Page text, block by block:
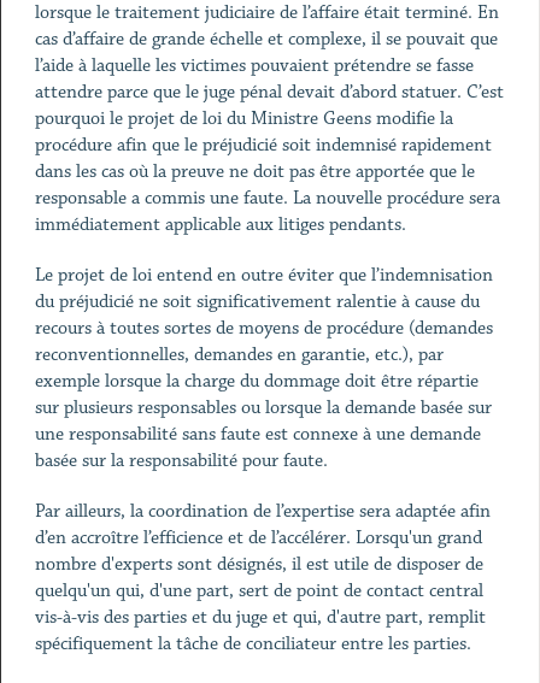
lorsque le traitement judiciaire de l’affaire était terminé. En
cas d’affaire de grande échelle et complexe, il se pouvait que
l’aide à laquelle les victimes pouvaient prétendre se fasse
attendre parce que le juge pénal devait d’abord statuer. C’est
pourquoi le projet de loi du Ministre Geens modifie la
procédure afin que le préjudicié soit indemnisé rapidement
dans les cas où la preuve ne doit pas être apportée que le
responsable a commis une faute. La nouvelle procédure sera
immédiatement applicable aux litiges pendants.
Le projet de loi entend en outre éviter que l’indemnisation
du préjudicié ne soit significativement ralentie à cause du
recours à toutes sortes de moyens de procédure (demandes
reconventionnelles, demandes en garantie, etc.), par
exemple lorsque la charge du dommage doit être répartie
sur plusieurs responsables ou lorsque la demande basée sur
une responsabilité sans faute est connexe à une demande
basée sur la responsabilité pour faute.
Par ailleurs, la coordination de l’expertise sera adaptée afin
d’en accroître l’efficience et de l’accélérer. Lorsqu'un grand
nombre d'experts sont désignés, il est utile de disposer de
quelqu'un qui, d'une part, sert de point de contact central
vis-à-vis des parties et du juge et qui, d'autre part, remplit
spécifiquement la tâche de conciliateur entre les parties.